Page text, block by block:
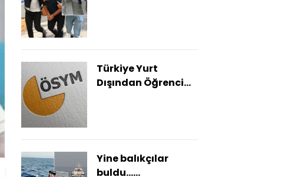
Türkiye Yurt
Dışından Öğrenci
Yine balıkçılar
buldu...